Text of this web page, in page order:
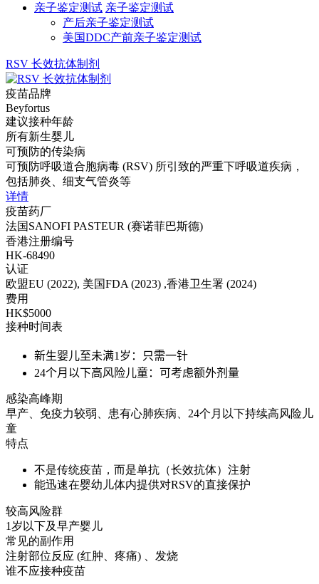
亲子鉴定测试 亲子鉴定测试
产后亲子鉴定测试
美国DDC产前亲子鉴定测试
RSV 长效抗体制剂
疫苗品牌
Beyfortus
建议接种年龄
所有新生婴儿
可预防的传染病
可预防呼吸道合胞病毒 (RSV) 所引致的严重下呼吸道疾病，
包括肺炎、细支气管炎等
详情
疫苗药厂
法国SANOFI PASTEUR (赛诺菲巴斯德)
香港注册编号
HK-68490
认证
欧盟EU (2022), 美国FDA (2023) ,香港卫生署 (2024)
费用
HK$5000
接种时间表
新生婴儿至未满1岁：只需一针
24个月以下高风险儿童：可考虑额外剂量
感染高峰期
早产、免疫力较弱、患有心肺疾病、24个月以下持续高风险儿
童
特点
不是传统疫苗，而是单抗（长效抗体）注射
能迅速在婴幼儿体内提供对RSV的直接保护
较高风险群
1岁以下及早产婴儿
常见的副作用
注射部位反应 (红肿、疼痛) 、发烧
谁不应接种疫苗